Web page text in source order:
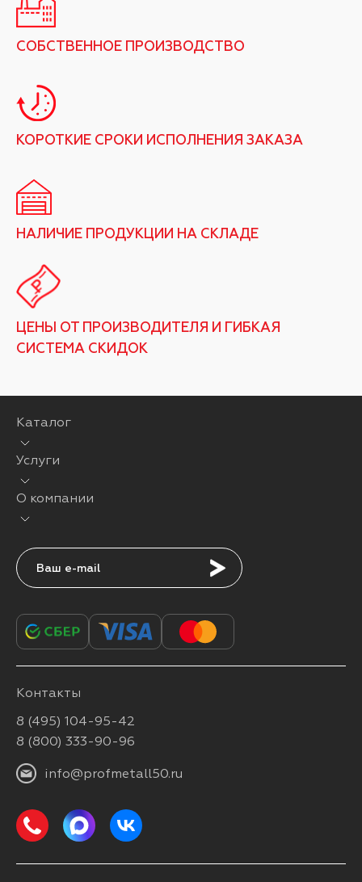
СОБСТВЕННОЕ ПРОИЗВОДСТВО
КОРОТКИЕ СРОКИ ИСПОЛНЕНИЯ ЗАКАЗА
НАЛИЧИЕ ПРОДУКЦИИ НА СКЛАДЕ
ЦЕНЫ ОТ ПРОИЗВОДИТЕЛЯ И ГИБКАЯ
СИСТЕМА СКИДОК
Каталог
Услуги
О компании
Подписаться
Контакты
8 (495) 104-95-42
8 (800) 333-90-96
info@profmetall50.ru